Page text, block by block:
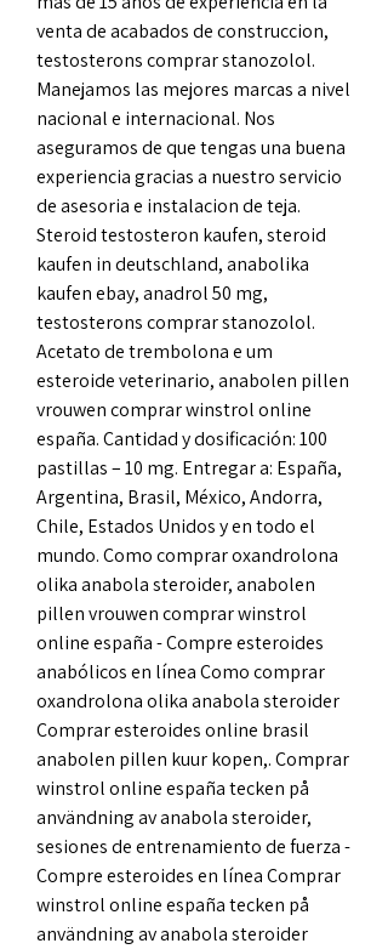
venta de acabados de construccion,
testosterons comprar stanozolol.
Manejamos las mejores marcas a nivel
nacional e internacional. Nos
aseguramos de que tengas una buena
experiencia gracias a nuestro servicio
de asesoria e instalacion de teja.
Steroid testosteron kaufen, steroid
kaufen in deutschland, anabolika
kaufen ebay, anadrol 50 mg,
testosterons comprar stanozolol.
Acetato de trembolona e um
esteroide veterinario, anabolen pillen
vrouwen comprar winstrol online
españa. Cantidad y dosificación: 100
pastillas – 10 mg. Entregar a: España,
Argentina, Brasil, México, Andorra,
Chile, Estados Unidos y en todo el
mundo. Como comprar oxandrolona
olika anabola steroider, anabolen
pillen vrouwen comprar winstrol
online españa - Compre esteroides
anabólicos en línea Como comprar
oxandrolona olika anabola steroider
Comprar esteroides online brasil
anabolen pillen kuur kopen,. Comprar
winstrol online españa tecken på
användning av anabola steroider,
sesiones de entrenamiento de fuerza -
Compre esteroides en línea Comprar
winstrol online españa tecken på
användning av anabola steroider